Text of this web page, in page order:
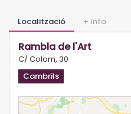
Localització + Info
Rambla de l'Art
C/ Colom, 30
Cambrils